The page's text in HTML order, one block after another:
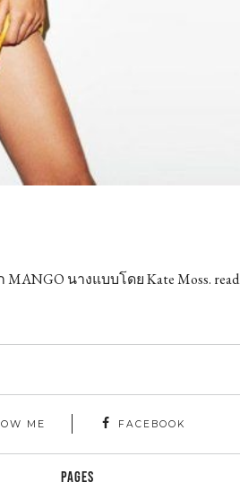
นางแบบโดย Kate Moss. read
ME FACEBOOK
PAGES